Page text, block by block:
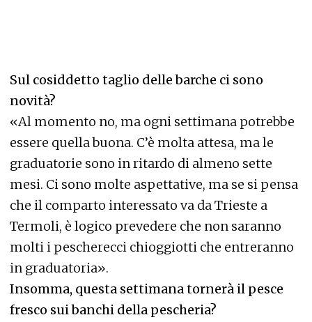
Sul cosiddetto taglio delle barche ci sono
novità?
«Al momento no, ma ogni settimana potrebbe
essere quella buona. C’è molta attesa, ma le
graduatorie sono in ritardo di almeno sette
mesi. Ci sono molte aspettative, ma se si pensa
che il comparto interessato va da Trieste a
Termoli, è logico prevedere che non saranno
molti i pescherecci chioggiotti che entreranno
in graduatoria».
Insomma, questa settimana tornerà il pesce
fresco sui banchi della pescheria?